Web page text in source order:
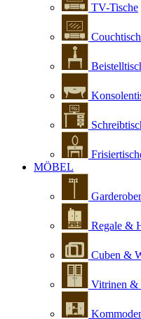
TV-Tische
MÖBEL
Regale &
Cuben &
Vitrinen &